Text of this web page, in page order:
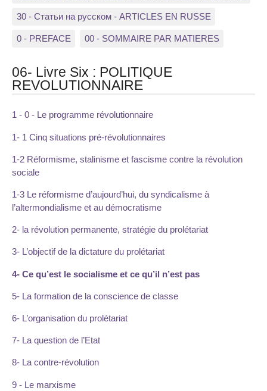
30 - Статьи на русском - ARTICLES EN RUSSE
0 - PREFACE 00 - SOMMAIRE PAR MATIERES
06- Livre Six : POLITIQUE
REVOLUTIONNAIRE
1 - 0 - Le programme révolutionnaire
1- 1 Cinq situations pré-révolutionnaires
1-2 Réformisme, stalinisme et fascisme contre la révolution
sociale
1-3 Le réformisme d’aujourd’hui, du syndicalisme à
l’altermondialisme et au démocratisme
2- la révolution permanente, stratégie du prolétariat
3- L’objectif de la dictature du prolétariat
4- Ce qu’est le socialisme et ce qu’il n’est pas
5- La formation de la conscience de classe
6- L’organisation du prolétariat
7- La question de l’Etat
8- La contre-révolution
9 - Le marxisme